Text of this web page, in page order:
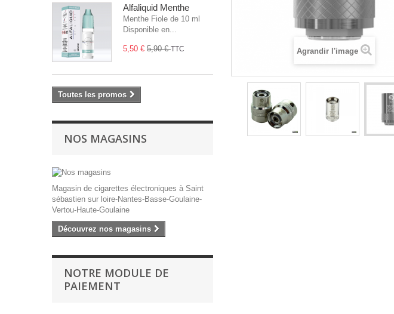
Alfaliquid Menthe
Menthe Fiole de 10 ml
Disponible en...
5,50 € 5,90 €TTC
Toutes les promos
NOS MAGASINS
Magasin de cigarettes électroniques à Saint
sébastien sur loire-Nantes-Basse-Goulaine-
Vertou-Haute-Goulaine
Découvrez nos magasins
NOTRE MODULE DE
PAIEMENT
Agrandir l'image